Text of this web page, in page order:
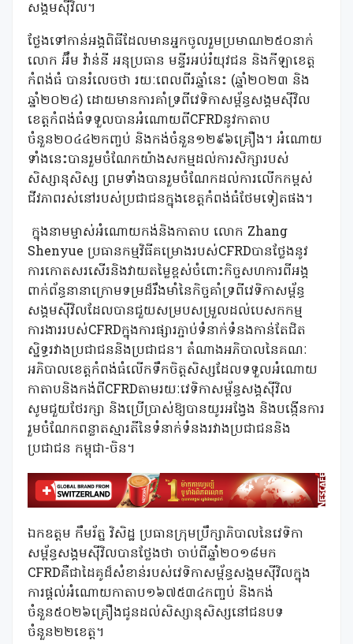
សង្គមស៊ីវិល។
ថ្លែងទៅកាន់អង្គពិធីដែលមានអ្នកចូលរួមប្រមាណ២៥០នាក់
លោក អ៊ឹម វ៉ាន់នី អនុប្រធាន មន្ទីរអប់រំយុវជន និងកីឡាខេត្ត
កំពង់ធំ បានរំលេចថា រយៈពេលពីរឆ្នាំនេះ (ឆ្នាំ២០២៣ និង
ឆ្នាំ២០២៤) ដោយមានការគាំទ្រពីវេទិកាសម្ព័ន្ធសង្គមស៊ីវិល
ខេត្តកំពង់ធំទទួលបានអំណោយពីCFRDនូវកាតាប
ចំនួន២០៤៤២កញ្ចប់ និងកង់ចំនួន១២៩៦គ្រឿង។ អំណោយ
ទាំងនេះបានរួមចំណែកយ៉ាងសកម្មដល់ការសិក្សារបស់
សិស្សានុសិស្ស ព្រមទាំងបានរួមចំណែកដល់ការលើកកម្ពស់
ជីវភាពរស់នៅរបស់ប្រជាជនក្នុងខេត្តកំពង់ធំថែមទៀតផង។
ក្នុងនាមម្ចាស់អំណោយកង់និងកាតាប លោក Zhang
Shenyue ប្រធានកម្មវិធីគម្រោងរបស់CFRDបានថ្លែងនូវ
ការកោតសរសើរនិងវាយតម្លៃខ្ពស់ចំពោះកិច្ចសហការពីអង្គ
ពាក់ព័ន្ធនានាក្រោមទម្រដ៏រឹងមាំនៃកិច្ចគាំទ្រពីវេទិកាសម្ព័ន្ធ
សង្គមស៊ីវិលដែលបានជួយសម្របសម្រួលដល់បេសកកម្ម
ការងាររបស់CFRDក្នុងការផ្សារភ្ជាប់ទំនាក់ទំនងកាន់តែជិត
ស្និទ្ធរវាងប្រជាជននិងប្រជាជន។ តំណាងអភិបាលនៃគណៈ
អភិបាលខេត្តកំពង់ធំលើកទឹកចិត្តសិស្សដែលទទួលអំណោយ
កាតាបនិងកង់ពីCFRDតាមរយៈវេទិកាសម្ព័ន្ធសង្គស៊ីវិល
សូមជួយថែរក្សា និងប្រើប្រាស់ឱ្យបានយូរអង្វែង និងបង្កើនការ
រួមចំណែកពន្លាតស្មារតីនៃទំនាក់ទំនងរវាងប្រជាជននិង
ប្រជាជន កម្ពុជា-ចិន។
ឯកឧត្តម កឹមរ័ត្ន វិសិដ្ឋ ប្រធានក្រុមប្រឹក្សាភិបាលនៃវេទិកា
សម្ព័ន្ធសង្គមស៊ីវិលបានថ្លែងថា ចាប់ពីឆ្នាំ២០១៨មក
CFRDគឺជាដៃគូដ៏សំខាន់របស់វេទិកាសម្ព័ន្ធសង្គមស៊ីវិលក្នុង
ការផ្តល់អំណោយកាតាប១៦៧៥៣៤កញ្ចប់ និងកង់
ចំនួន៥០២៦គ្រឿងជូនដល់សិស្សានុសិស្សនៅជនបទ
ចំនួន២២ខេត្ត។